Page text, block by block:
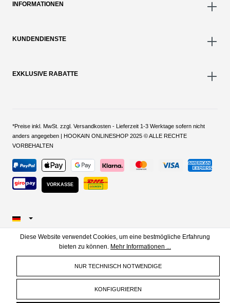
INFORMATIONEN
KUNDENDIENSTE
EXKLUSIVE RABATTE
*Preise inkl. MwSt. zzgl. Versandkosten - Lieferzeit 1-3 Werktage sofern nicht
anders angegeben | HOOKAIN ONLINESHOP 2025 © ALLE RECHTE
VORBEHALTEN
VORKASSE
Diese Website verwendet Cookies, um eine bestmögliche Erfahrung
bieten zu können. Mehr Informationen ...
NUR TECHNISCH NOTWENDIGE
KONFIGURIEREN